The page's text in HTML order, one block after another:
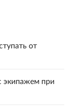
от
экипажем при